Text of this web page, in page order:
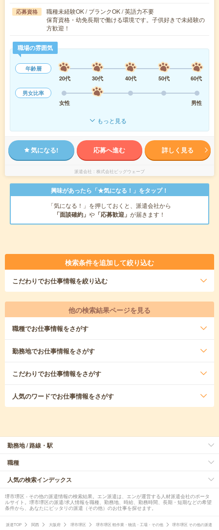
応募資格
職種未経験OK / ブランクOK / 英語力不要
保育資格・幼免長期で働ける環境です。子供好きで未経験の
方歓迎！
職場の雰囲気
年齢層
20代
30代 40代 50代
60代
男女比率
女性
男性
もっと見る
気になる! 応募へ進む 詳しく見る
派遣会社 株式会社ビッグウェーブ
興味があったら「★気になる！」をタップ！
「気になる！」を押しておくと、派遣会社から
「面談確約」 や 「応募歓迎」 が届きます！
検索条件を追加して絞り込む
こだわりでお仕事情報を絞り込む
他の検索結果ページを見る
職種でお仕事情報をさがす
勤務地でお仕事情報をさがす
こだわりでお仕事情報をさがす
人気のワードでお仕事情報をさがす
勤務地 / 路線・駅
職種
人気の検索インデックス
堺市堺区 - その他の派遣情報の検索結果。エン派遣は、エンが運営する人材派遣会社のポータ
ルサイト。堺市堺区の派遣/求人情報を職種、勤務地、時給、勤務時間、長期・短期などの希望
条件から、あなたにピッタリの派遣（その他）のお仕事を探せます。
派遣TOP 関西 大阪府 堺市堺区 堺市堺区 軽作業・物流・工場・その他
堺市堺区 その他の派遣